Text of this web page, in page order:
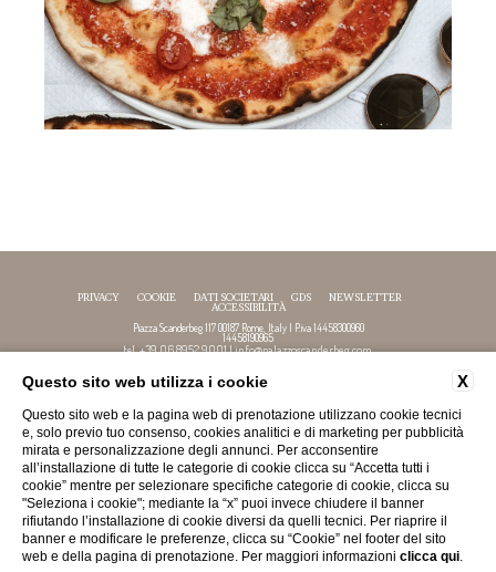
PRIVACY COOKIE DATI SOCIETARI GDS
NEWSLETTER
ACCESSIBILITÀ
Piazza Scanderbeg 117 00187 Rome, Italy | P.iva 14458300960
14458190965
tel.+39 06 8952 9001|info@palazzoscanderbeg.com
X
Questo sito web utilizza i cookie
Questo sito web e la pagina web di prenotazione utilizzano cookie tecnici
e, solo previo tuo consenso, cookies analitici e di marketing per pubblicità
mirata e personalizzazione degli annunci. Per acconsentire
all’installazione di tutte le categorie di cookie clicca su “Accetta tutti i
cookie” mentre per selezionare specifiche categorie di cookie, clicca su
"Seleziona i cookie"; mediante la “x” puoi invece chiudere il banner
rifiutando l’installazione di cookie diversi da quelli tecnici. Per riaprire il
banner e modificare le preferenze, clicca su “Cookie” nel footer del sito
web e della pagina di prenotazione. Per maggiori informazioni clicca qui.